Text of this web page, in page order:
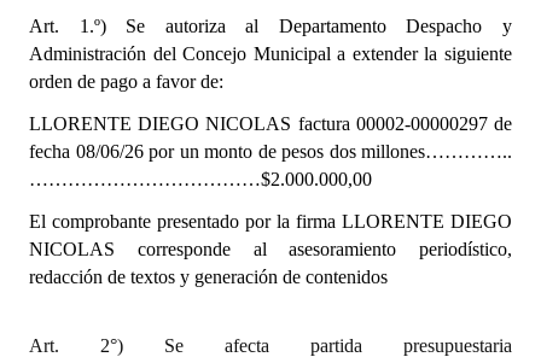
NORMATIVA
Comunicaciones
Declaraciones
Resoluciones de Presidencia
INSTITUCIONAL
Art. 1.º) Se autoriza al Departamento Despacho y
Administración del Concejo Municipal a extender la siguiente
orden de pago a favor de:
LLORENTE DIEGO NICOLAS factura 00002-00000297 de
fecha 08/06/26 por un monto de pesos dos millones…………..
………………………………$2.000.000,00
El comprobante presentado por la firma LLORENTE DIEGO
NICOLAS corresponde al asesoramiento periodístico,
redacción de textos y generación de contenidos
Art. 2°) Se afecta partida presupuestaria